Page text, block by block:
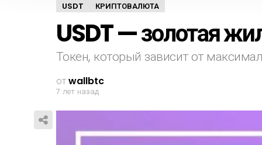
USDT КРИПТОВАЛЮТА
USDT — золотая
Токен, который зависит от
отwallbtc
7 лет назад